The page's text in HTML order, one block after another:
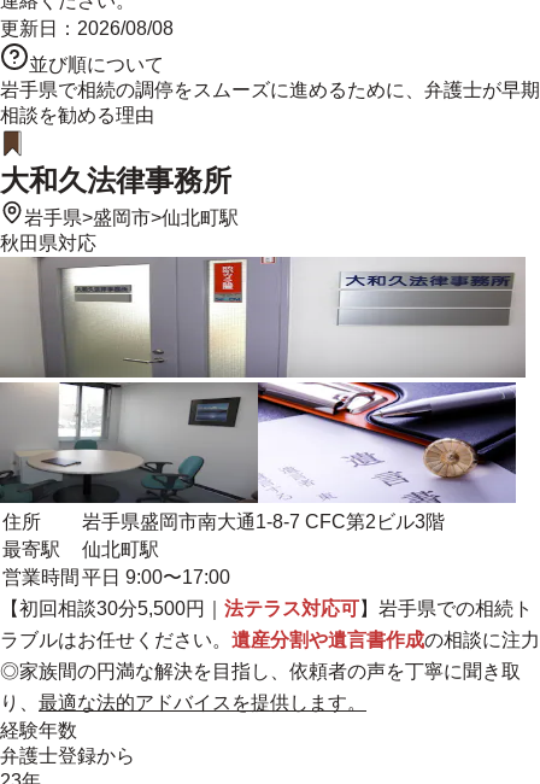
更新日： 2026/08/08
並び順について
岩手県で相続の調停をスムーズに進めるために、弁護士が早期
相談を勧める理由
大和久法律事務所
岩手県>盛岡市>仙北町駅
秋田県対応
住所
岩手県盛岡市南大通1-8-7 CFC第2ビル3階
最寄駅
仙北町駅
営業時間 平日 9:00〜17:00
【初回相談30分5,500円｜ 法テラス対応可】岩手県での相続ト
ラブルはお任せください。 遺産分割や遺言書作成の相談に注力
◎家族間の円満な解決を目指し、依頼者の声を丁寧に聞き取
り、 最適な法的アドバイスを提供します。
経験年数
弁護士登録から